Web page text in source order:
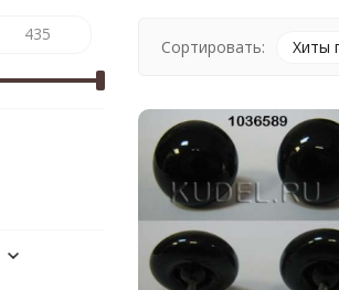
Сортировать: Хиты